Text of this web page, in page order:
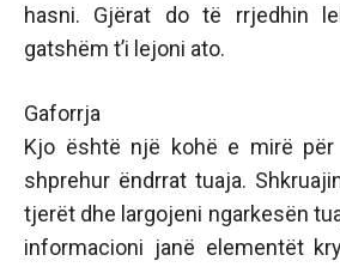
hasni. Gjërat do të rrjedhin
gatshëm t’i lejoni ato.
Gaforrja
Kjo është një kohë e mirë
shprehur ëndrrat tuaja.
tjerët dhe largojeni ngarkesën
informacioni janë elementët